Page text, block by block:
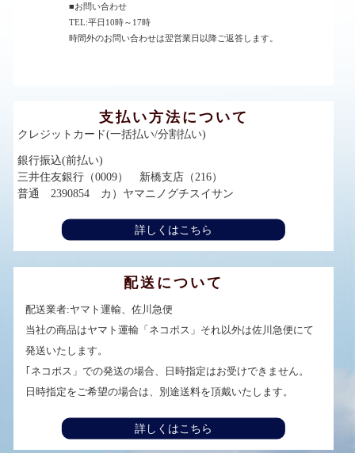
■お問い合わせ
TEL:平日10時～17時
時間外のお問い合わせは翌営業日以降ご返答します。
支払い方法について
クレジットカード(一括払い/分割払い)
銀行振込(前払い)
三井住友銀行（0009） 新橋支店（216）
普通 2390854 カ）ヤマニノグチスイサン
詳しくはこちら
配送について
配送業者:ヤマト運輸、佐川急便
当社の商品はヤマト運輸「ネコポス」それ以外は佐川急便にて
発送いたします。
｢ネコポス」での発送の場合、日時指定はお受けできません。
日時指定をご希望の場合は、別途送料を頂戴いたします。
詳しくはこちら